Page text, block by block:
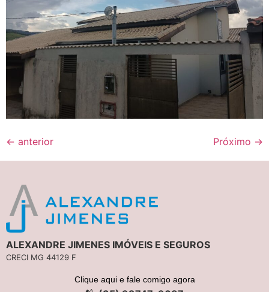
← anterior Próximo →
ALEXANDRE JIMENES IMÓVEIS E SEGUROS
CRECI MG 44129 F
Clique aqui e fale comigo agora